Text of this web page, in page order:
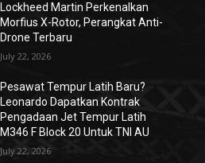
Lockheed Martin Perkenalkan
Morfius X-Rotor, Perangkat Anti-
Drone Terbaru
July 22, 2026
Pesawat Tempur Latih Baru?
Leonardo Dapatkan Kontrak
Pengadaan Jet Tempur Latih
M346 F Block 20 Untuk TNI AU
July 22, 2026